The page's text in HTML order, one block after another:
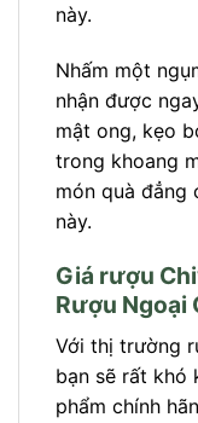
này.
Nhấm một
nhận được
mật ong, kẹo
trong khoang
món quà đẳng
này.
Giá rượu
Rượu Ngoại
Với thị trường
bạn sẽ rất khó
phẩm chính